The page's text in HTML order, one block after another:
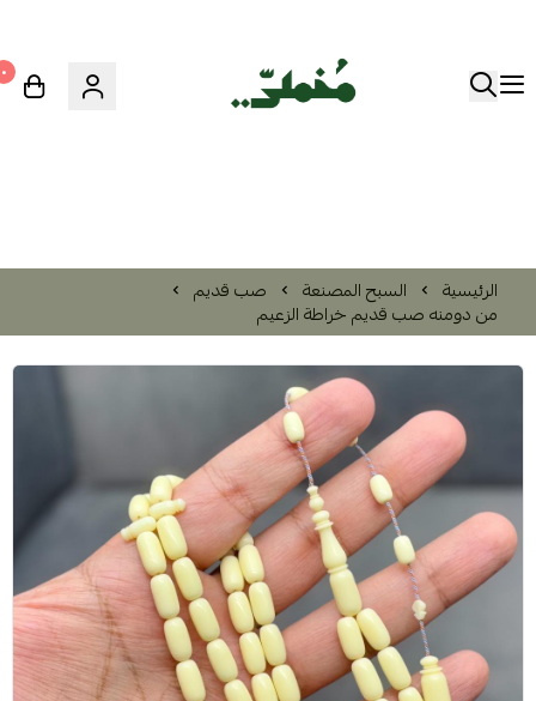
٠
الرئيسية السبح المصنعة صب قديم
من دومنه صب قديم خراطة الزعيم